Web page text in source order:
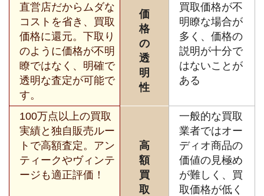
直営店だからムダな
コストを省き、買取
価格に還元。下取り
のように価格が不明
瞭ではなく、明確で
透明な査定が可能で
す。
価
格
の
透
明
性
買取価格が不
明瞭な場合が
多く、価格の
説明が十分で
はないことが
ある
100万点以上の買取
実績と独自販売ルー
トで高額査定。アン
ティークやヴィンテ
ージも適正評価！
高
額
買
取
一般的な買取
業者ではオー
ディオ商品の
価値の見極め
が難しく、買
取価格が低く